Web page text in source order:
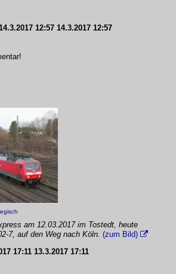
12:57 14.3.2017 12:57
am 12.03.2017 im Tostedt, heute
7, auf den Weg nach Köln. (zum Bild) 
17:11 13.3.2017 17:11